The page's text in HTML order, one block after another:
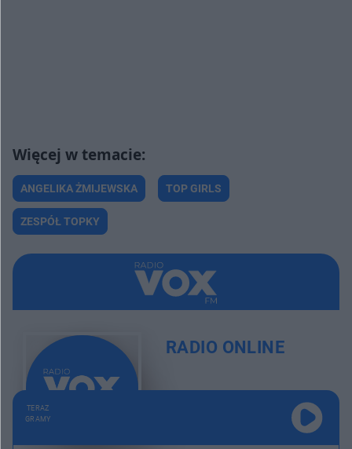
ANGELIKA ŻMIJEWSKA TOP GIRLS
ZESPÓŁ TOPKY
RADIO ONLINE
TERAZ
GRAMY